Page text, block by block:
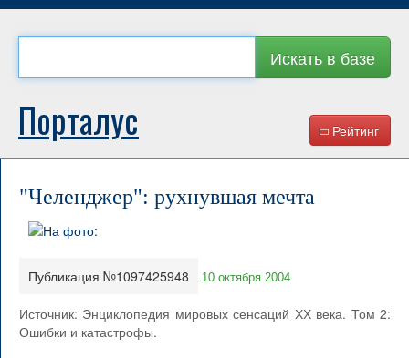
Искать в базе
Рейтинг
Порталус
"Челенджер": рухнувшая мечта
Публикация №1097425948 10 октября 2004
Источник: Энциклопедия мировых сенсаций ХХ века. Том 2:
Ошибки и катастрофы.